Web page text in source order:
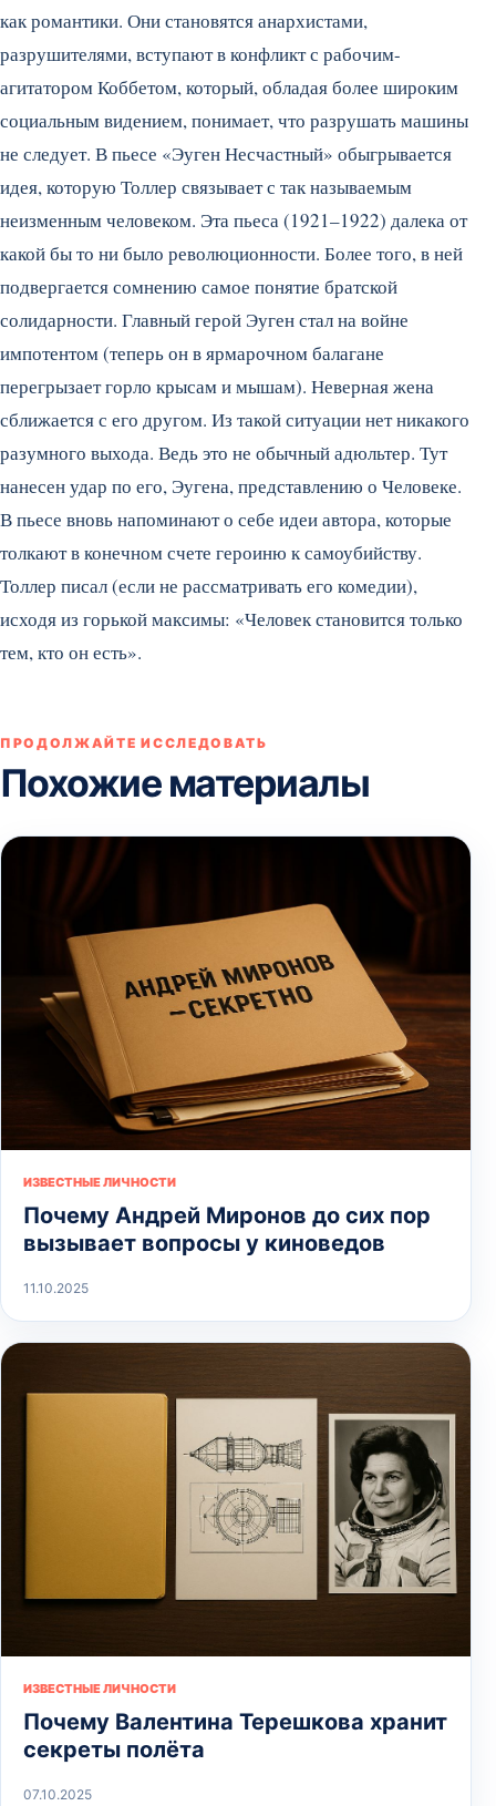
как романтики. Они становятся анархистами,
разрушителями, вступают в конфликт с рабочим-
агитатором Коббетом, который, обладая более широким
социальным видением, понимает, что разрушать машины
не следует. В пьесе «Эуген Несчастный» обыгрывается
идея, которую Толлер связывает с так называемым
неизменным человеком. Эта пьеса (1921–1922) далека от
какой бы то ни было революционности. Более того, в ней
подвергается сомнению самое понятие братской
солидарности. Главный герой Эуген стал на войне
импотентом (теперь он в ярмарочном балагане
перегрызает горло крысам и мышам). Неверная жена
сближается с его другом. Из такой ситуации нет никакого
разумного выхода. Ведь это не обычный адюльтер. Тут
нанесен удар по его, Эугена, представлению о Человеке.
В пьесе вновь напоминают о себе идеи автора, которые
толкают в конечном счете героиню к самоубийству.
Толлер писал (если не рассматривать его комедии),
исходя из горькой максимы: «Человек становится только
тем, кто он есть».
ПРОДОЛЖАЙТЕ ИССЛЕДОВАТЬ
Похожие материалы
ИЗВЕСТНЫЕ ЛИЧНОСТИ
Почему Андрей Миронов до сих пор
вызывает вопросы у киноведов
11.10.2025
ИЗВЕСТНЫЕ ЛИЧНОСТИ
Почему Валентина Терешкова хранит
секреты полёта
07.10.2025